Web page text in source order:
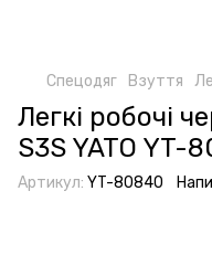
Спецодяг Взуття
Легкі робочі
S3S YATO YT-
Артикул: YT-80840